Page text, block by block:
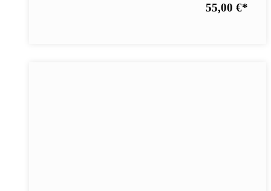
55,00 €*